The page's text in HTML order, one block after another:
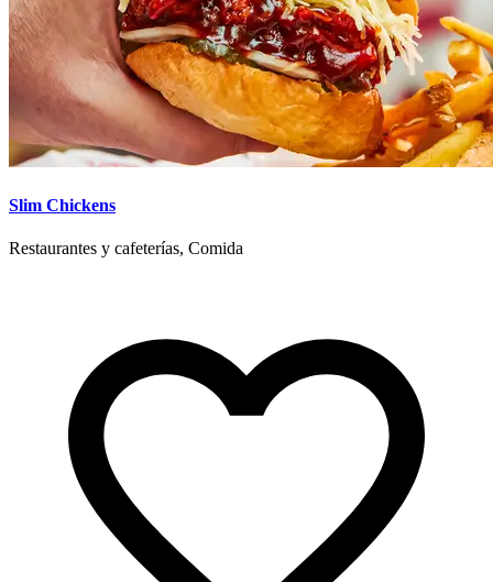
Slim Chickens
Restaurantes y cafeterías, Comida